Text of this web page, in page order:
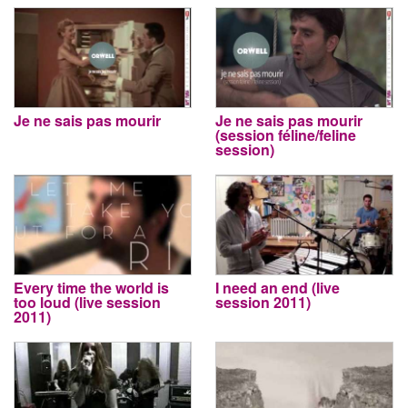
Je ne sais pas mourir Je ne sais pas mourir
(session féline/feline
session)
Every time the world is
too loud (live session
2011)
I need an end (live
session 2011)